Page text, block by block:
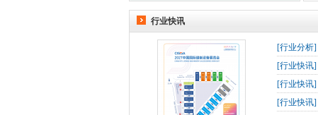
行业快讯
[行业分析]
[行业快讯]
[行业快讯]
[行业快讯]